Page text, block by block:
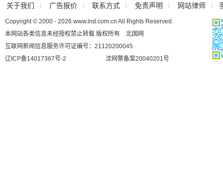
关于我们 广告报价 联系方式 免责声明 网站律师
Copyright © 2000 - 2026 www.lnd.com.cn All Rights Reserved.
本网站各类信息未经授权禁止转载 版权所有 北国网
互联网新闻信息服务许可证编号：21120200045
辽ICP备14017367号-2
沈网警备案20040201号